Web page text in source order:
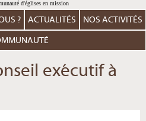
? ACTUALITÉS NOS ACTIVITÉS
exécutif à